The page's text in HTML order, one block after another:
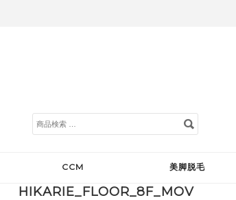
検
索
CCM 美脚脱毛
HIKARIE_FLOOR_8F_MOV